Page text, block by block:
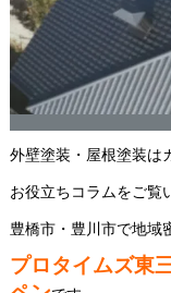
外壁塗装・屋根塗装は
お役立ちコラムをご覧
豊橋市・豊川市で地域
プロタイムズ東